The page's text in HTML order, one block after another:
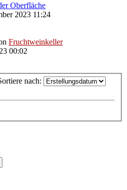
Oberfläche
2023 11:24
Fruchtweinkeller
00:02
nach: